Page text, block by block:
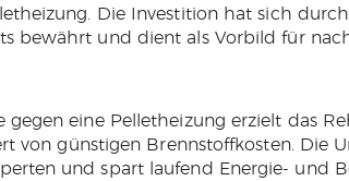
Die Investition hat sich durch
bewährt und dient als Vorbild für
eine Pelletheizung erzielt das
von günstigen Brennstoffkosten. Die
und spart laufend Energie- und